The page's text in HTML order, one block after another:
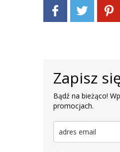
Zapisz
Bądź na bieżąco!
promocjach.